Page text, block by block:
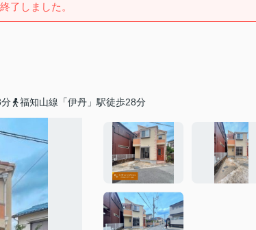
了しました。
福知山線「伊丹」駅徒歩28分